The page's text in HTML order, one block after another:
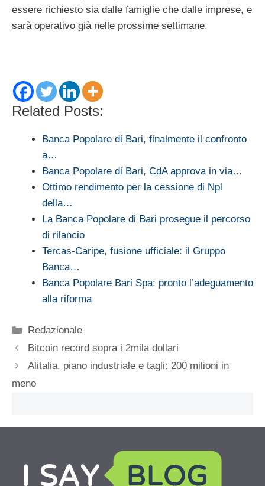
essere richiesto sia dalle famiglie che dalle imprese, e
sarà operativo già nelle prossime settimane.
Related Posts:
Banca Popolare di Bari, finalmente il confronto
a…
Banca Popolare di Bari, CdA approva in via…
Ottimo rendimento per la cessione di Npl
della…
La Banca Popolare di Bari prosegue il percorso
di rilancio
Tercas-Caripe, fusione ufficiale: il Gruppo
Banca…
Banca Popolare Bari Spa: pronto l’adeguamento
alla riforma
Categorie
Redazionale
Bitcoin record sopra i 2mila dollari
Alitalia, piano industriale e tagli: 200 milioni in
meno